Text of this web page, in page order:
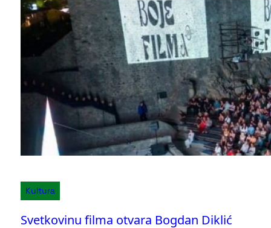
Kultura
Svetkovinu filma otvara Bogdan Diklić